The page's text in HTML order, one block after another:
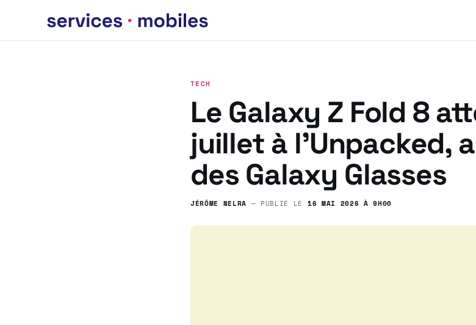
TECH
Le Galaxy Z Fold 8
juillet à l’Unpacked,
des Galaxy Glasses
JÉRÔME NELRA — PUBLIÉ LE 16 MAI 2026 À 9H00